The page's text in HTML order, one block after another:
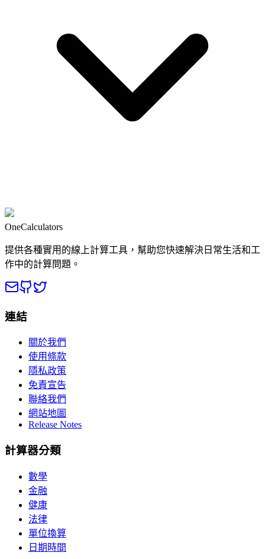
OneCalculators
提供各種實用的線上計算工具，幫助您快速解決日常生活和工
作中的計算問題。
連結
關於我們
使用條款
隱私政策
免責宣告
聯絡我們
網站地圖
Release Notes
計算器分類
數學
金融
健康
法律
單位換算
日期時間